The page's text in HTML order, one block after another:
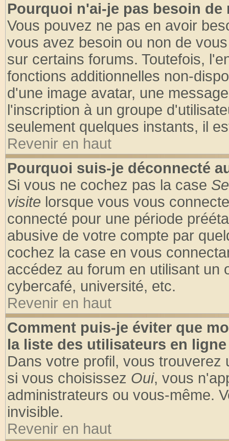
Pourquoi n'ai-je pas besoin de
Vous pouvez ne pas en avoir
vous avez besoin ou non de
sur certains forums. Toutefois,
fonctions additionnelles non-
d'une image avatar, une
l'inscription à un groupe
seulement quelques instants, il
Revenir en haut
Pourquoi suis-je déconnecté
Si vous ne cochez pas la case
visite lorsque vous vous
connecté pour une période
abusive de votre compte par
cochez la case en vous
accédez au forum en utilisant un
cybercafé, université, etc.
Revenir en haut
Comment puis-je éviter que
la liste des utilisateurs en
Dans votre profil, vous trouverez
si vous choisissez Oui, vous
administrateurs ou vous-même.
invisible.
Revenir en haut